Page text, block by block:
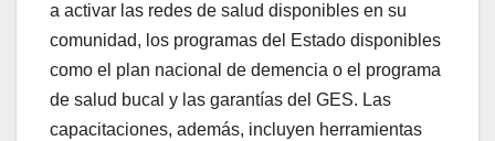
a activar las redes de salud disponibles en su
comunidad, los programas del Estado disponibles
como el plan nacional de demencia o el programa
de salud bucal y las garantías del GES. Las
capacitaciones, además, incluyen herramientas